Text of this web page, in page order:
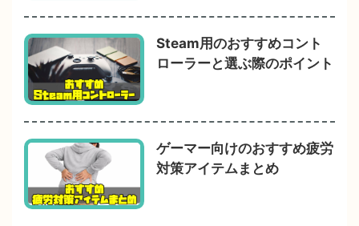
Steam用のおすすめコント
ローラーと選ぶ際のポイント
ゲーマー向けのおすすめ疲労
対策アイテムまとめ